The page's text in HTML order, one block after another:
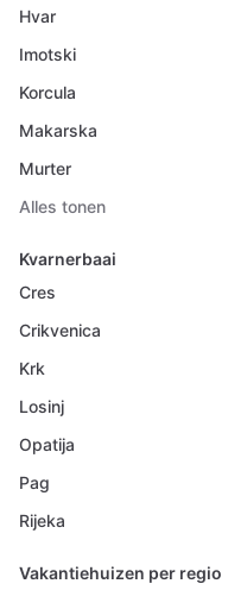
Hvar
Imotski
Korcula
Makarska
Murter
Alles tonen
Kvarnerbaai
Cres
Crikvenica
Krk
Losinj
Opatija
Pag
Rijeka
Vakantiehuizen per regio